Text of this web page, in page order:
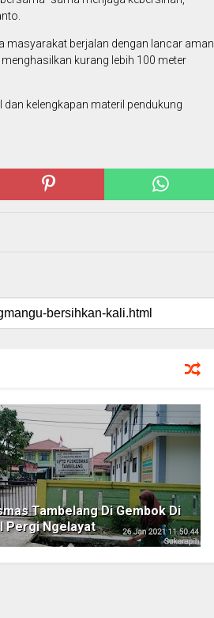
masyarakat berjalan dengan lancar aman
kurang lebih 100 meter
kelengkapan materil pendukung
Tambelang Di Gembok Di
Pergi Ngelayat